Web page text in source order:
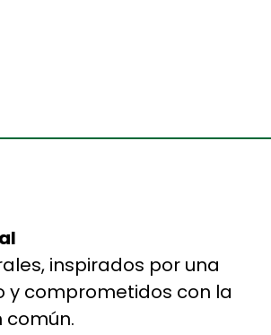
inspirados por una
y comprometidos con la
común.